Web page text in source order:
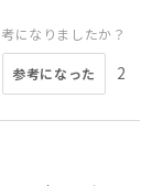
になりましたか？
参考になった 2